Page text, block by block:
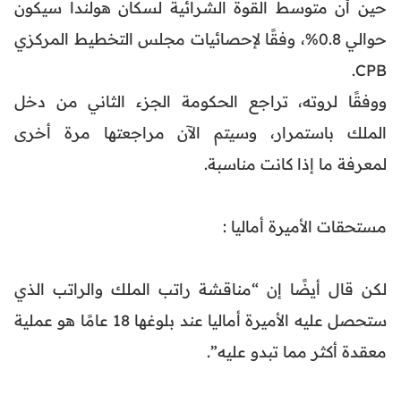
حين أن متوسط القوة الشرائية لسكان هولندا سيكون
حوالي 0.8%، وفقًا لإحصائيات مجلس التخطيط المركزي
CPB.
ووفقًا لروته، تراجع الحكومة الجزء الثاني من دخل
الملك باستمرار، وسيتم الآن مراجعتها مرة أخرى
لمعرفة ما إذا كانت مناسبة.
مستحقات الأميرة أماليا :
لكن قال أيضًا إن “مناقشة راتب الملك والراتب الذي
ستحصل عليه الأميرة أماليا عند بلوغها 18 عامًا هو عملية
معقدة أكثر مما تبدو عليه”.